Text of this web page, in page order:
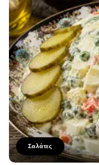
Σαλάτες